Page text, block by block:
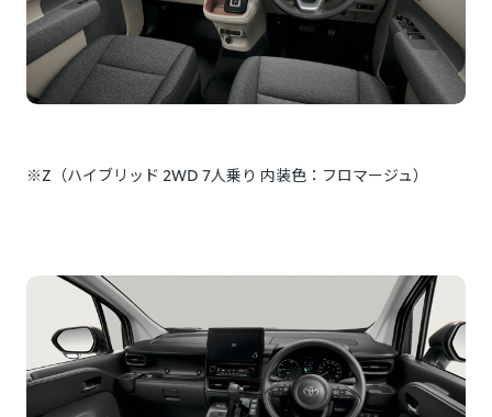
※Z（ハイブリッド 2WD 7人乗り 内装色：フロマージュ）